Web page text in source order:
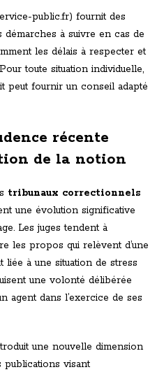
public.fr) fournit des
à suivre en cas de
les délais à respecter et
toute situation individuelle,
peut fournir un conseil adapté
récente
de la notion
tribunaux correctionnels
une évolution significative
Les juges tendent à
les propos qui relèvent d’une
liée à une situation de stress
une volonté délibérée
agent dans l’exercice de ses
une nouvelle dimension
publications visant